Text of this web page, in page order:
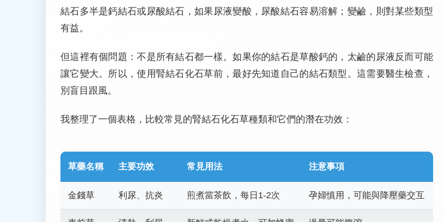
結石多半是鈣結石或尿酸結石，如果尿液變酸，尿酸結石容易溶解；變鹼，則對某些類型
有益。
但這裡有個問題：不是所有結石都一樣。如果你的結石是草酸鈣的，太鹼的尿液反而可能
讓它變大。所以，使用腎結石化石草前，最好先知道自己的結石類型。這需要醫生檢查，
別盲目跟風。
我整理了一個表格，比較常見的腎結石化石草種類和它們的潛在功效：
草藥名稱 主要功效 常見用法 注意事項
金錢草 利尿、抗炎 煎煮當茶飲，每日1-2次 孕婦慎用，可能與降壓藥交互